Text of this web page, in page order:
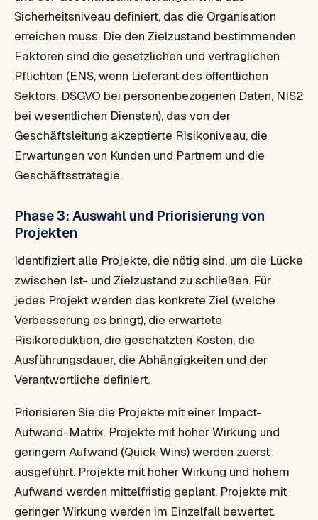
Sicherheitsniveau definiert, das die Organisation
erreichen muss. Die den Zielzustand bestimmenden
Faktoren sind die gesetzlichen und vertraglichen
Pflichten (ENS, wenn Lieferant des öffentlichen
Sektors, DSGVO bei personenbezogenen Daten, NIS2
bei wesentlichen Diensten), das von der
Geschäftsleitung akzeptierte Risikoniveau, die
Erwartungen von Kunden und Partnern und die
Geschäftsstrategie.
Phase 3: Auswahl und Priorisierung von
Projekten
Identifiziert alle Projekte, die nötig sind, um die Lücke
zwischen Ist- und Zielzustand zu schließen. Für
jedes Projekt werden das konkrete Ziel (welche
Verbesserung es bringt), die erwartete
Risikoreduktion, die geschätzten Kosten, die
Ausführungsdauer, die Abhängigkeiten und der
Verantwortliche definiert.
Priorisieren Sie die Projekte mit einer Impact-
Aufwand-Matrix. Projekte mit hoher Wirkung und
geringem Aufwand (Quick Wins) werden zuerst
ausgeführt. Projekte mit hoher Wirkung und hohem
Aufwand werden mittelfristig geplant. Projekte mit
geringer Wirkung werden im Einzelfall bewertet.